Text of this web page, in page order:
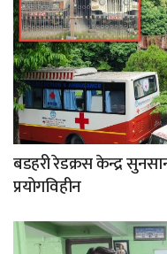
बडहरी रेडक्रस केन्द्र
प्रयोगविहीन